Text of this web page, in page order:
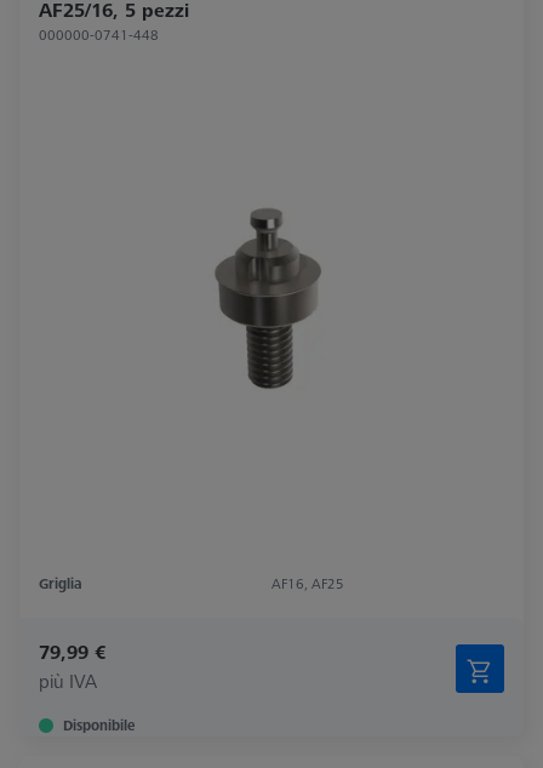
AF25/16, 5 pezzi
000000-0741-448
Griglia AF16, AF25
79,99 €
più IVA
Disponibile